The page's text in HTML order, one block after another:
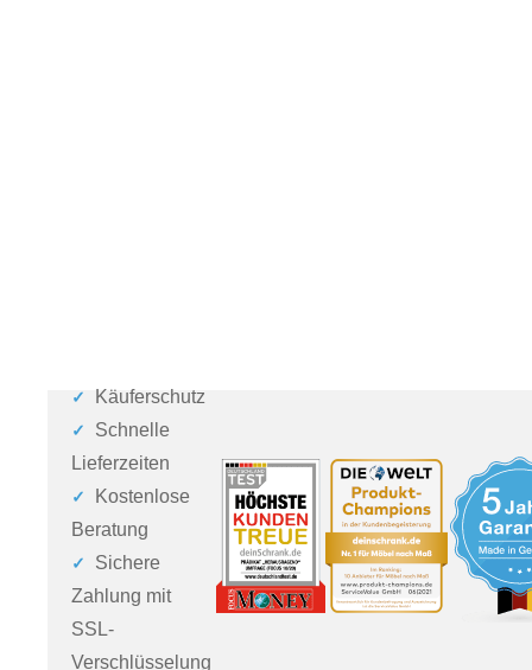
Käuferschutz
Schnelle
Lieferzeiten
Kostenlose
Beratung
Sichere
Zahlung mit
SSL-
Verschlüsselung